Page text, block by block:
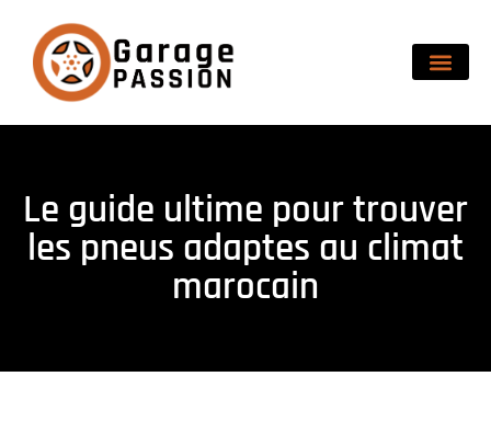
Le guide ultime pour trouver
les pneus adaptes au climat
marocain